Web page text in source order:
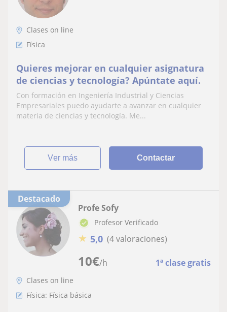
Clases on line
Física
Quieres mejorar en cualquier asignatura
de ciencias y tecnología? Apúntate aquí.
Con formación en Ingeniería Industrial y Ciencias
Empresariales puedo ayudarte a avanzar en cualquier
materia de ciencias y tecnología. Me...
ver más Contactar
Destacado
10€/h 1ª clase gratis
Profe Sofy
Profesor Verificado
★ 5,0 (4 valoraciones)
Clases on line
Física: Física básica